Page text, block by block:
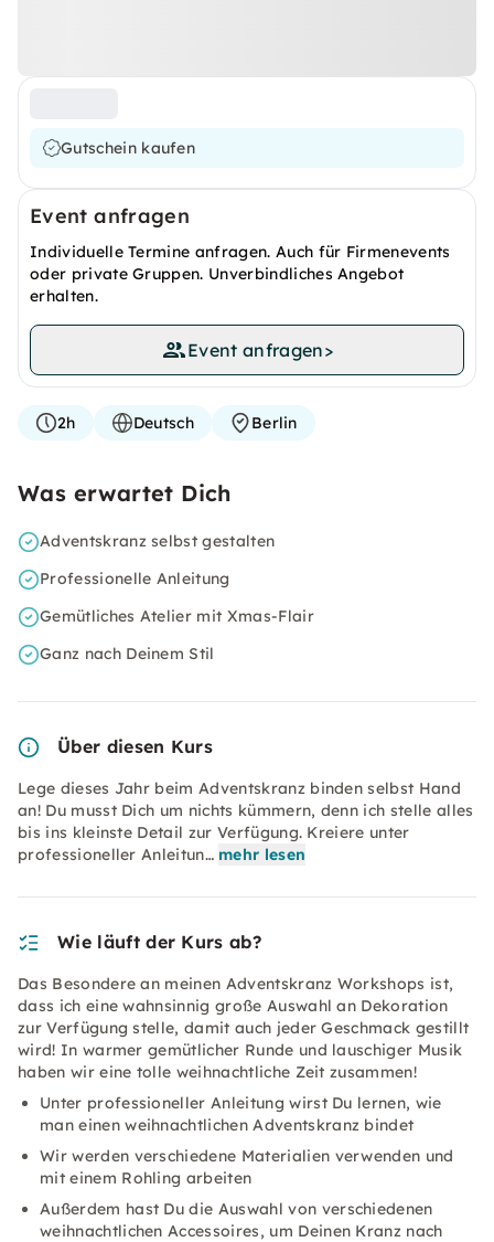
Gutschein kaufen
Event anfragen
Individuelle Termine anfragen. Auch für Firmenevents
oder private Gruppen. Unverbindliches Angebot
erhalten.
Event anfragen>
2h Deutsch Berlin
Was erwartet Dich
Adventskranz selbst gestalten
Professionelle Anleitung
Gemütliches Atelier mit Xmas-Flair
Ganz nach Deinem Stil
Über diesen Kurs
Lege dieses Jahr beim Adventskranz binden selbst Hand
an! Du musst Dich um nichts kümmern, denn ich stelle alles
bis ins kleinste Detail zur Verfügung. Kreiere unter
professioneller Anleitun… mehr lesen
Wie läuft der Kurs ab?
Das Besondere an meinen Adventskranz Workshops ist,
dass ich eine wahnsinnig große Auswahl an Dekoration
zur Verfügung stelle, damit auch jeder Geschmack gestillt
wird! In warmer gemütlicher Runde und lauschiger Musik
haben wir eine tolle weihnachtliche Zeit zusammen!
Unter professioneller Anleitung wirst Du lernen, wie
man einen weihnachtlichen Adventskranz bindet
Wir werden verschiedene Materialien verwenden und
mit einem Rohling arbeiten
Außerdem hast Du die Auswahl von verschiedenen
weihnachtlichen Accessoires, um Deinen Kranz nach